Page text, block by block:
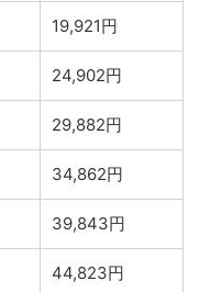
19,921円
24,902円
29,882円
34,862円
39,843円
44,823円